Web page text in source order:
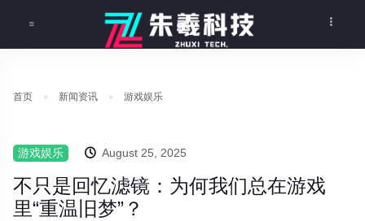
首页 新闻资讯 游戏娱乐
游戏娱乐 August 25, 2025
不只是回忆滤镜：为何我们总在游戏
里“重温旧梦”？